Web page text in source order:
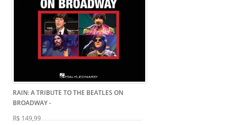
RAIN: A TRIBUTE TO THE BEATLES ON
BROADWAY-
R$ 149,99